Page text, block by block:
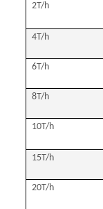
2T/h
4T/h
6T/h
8T/h
10T/h
15T/h
20T/h